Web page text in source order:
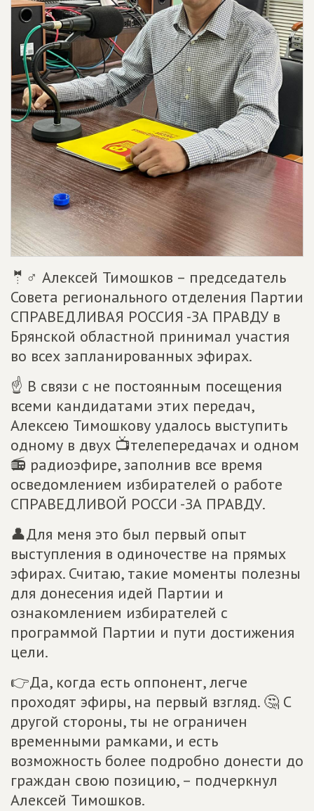
🤵♂ Алексей Тимошков – председатель
Совета регионального отделения Партии
СПРАВЕДЛИВАЯ РОССИЯ -ЗА ПРАВДУ в
Брянской областной принимал участия
во всех запланированных эфирах.
☝ В связи с не постоянным посещения
всеми кандидатами этих передач,
Алексею Тимошкову удалось выступить
одному в двух 📺телепередачах и одном
📻 радиоэфире, заполнив все время
осведомлением избирателей о работе
СПРАВЕДЛИВОЙ РОССИ -ЗА ПРАВДУ.
👤Для меня это был первый опыт
выступления в одиночестве на прямых
эфирах. Считаю, такие моменты полезны
для донесения идей Партии и
ознакомлением избирателей с
программой Партии и пути достижения
цели.
👉Да, когда есть оппонент, легче
проходят эфиры, на первый взгляд. 🤔 С
другой стороны, ты не ограничен
временными рамками, и есть
возможность более подробно донести до
граждан свою позицию, – подчеркнул
Алексей Тимошков.